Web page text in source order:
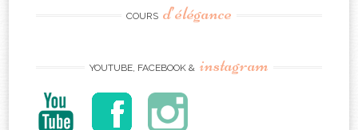
COURS d’élégance
YOUTUBE, FACEBOOK & instagram